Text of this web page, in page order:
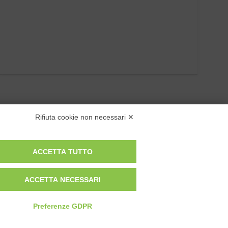
Privacy Policy
Cookie Policy
Modifica preferenze cookie
Rifiuta cookie non necessari ✕
ACCETTA TUTTO
ACCETTA NECESSARI
Preferenze GDPR